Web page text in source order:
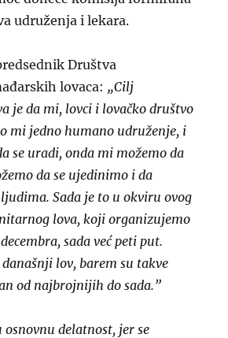
udruženja i lekara.
Društva
lovaca: „Cilj
je da mi, lovci i lovačko društvo
mi jedno humano udruženje, i
se uradi, onda mi možemo da
da se ujedinimo i da
Sada je to u okviru ovog
lova, koji organizujemo
sada već peti put.
današnji lov, barem su takve
od najbrojnijih do sada.”
osnovnu delatnost, jer se